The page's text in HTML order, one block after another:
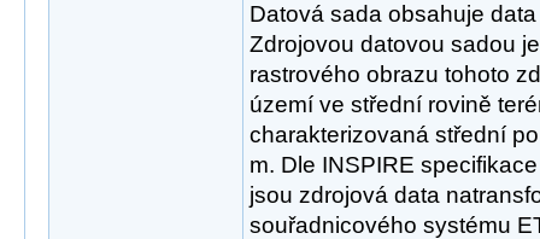
Datová sada obsahuje
Zdrojovou datovou sadou
rastrového obrazu tohoto
území ve střední rovině
charakterizovaná střední
m. Dle INSPIRE
jsou zdrojová data
souřadnicového systému